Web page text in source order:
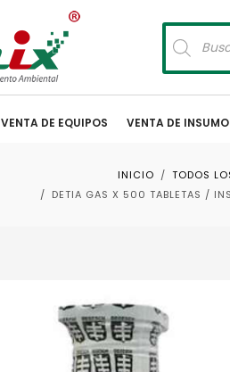
Búsqueda
de
productos
VENTA DE EQUIPOS VENTA DE
INICIO TODOS
DETIA GAS X 500 TABLETAS /